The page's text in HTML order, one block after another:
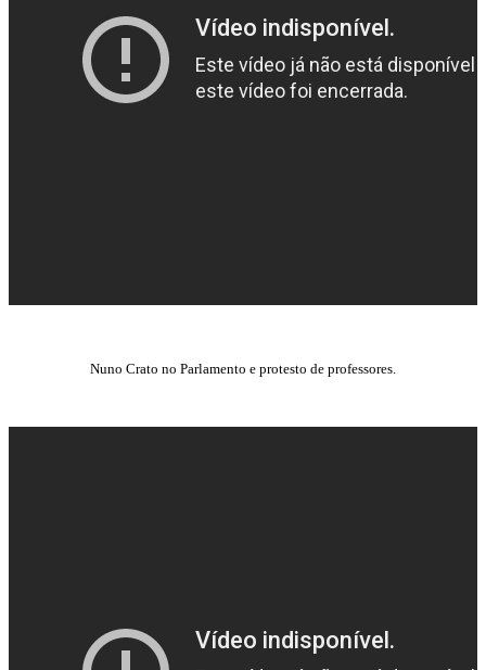
Nuno Crato no Parlamento e protesto de professores.